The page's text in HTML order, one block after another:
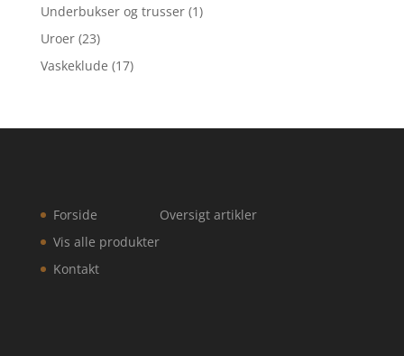
Underbukser og trusser (1)
Uroer (23)
Vaskeklude (17)
Forside
Vis alle produkter
Kontakt
Oversigt artikler